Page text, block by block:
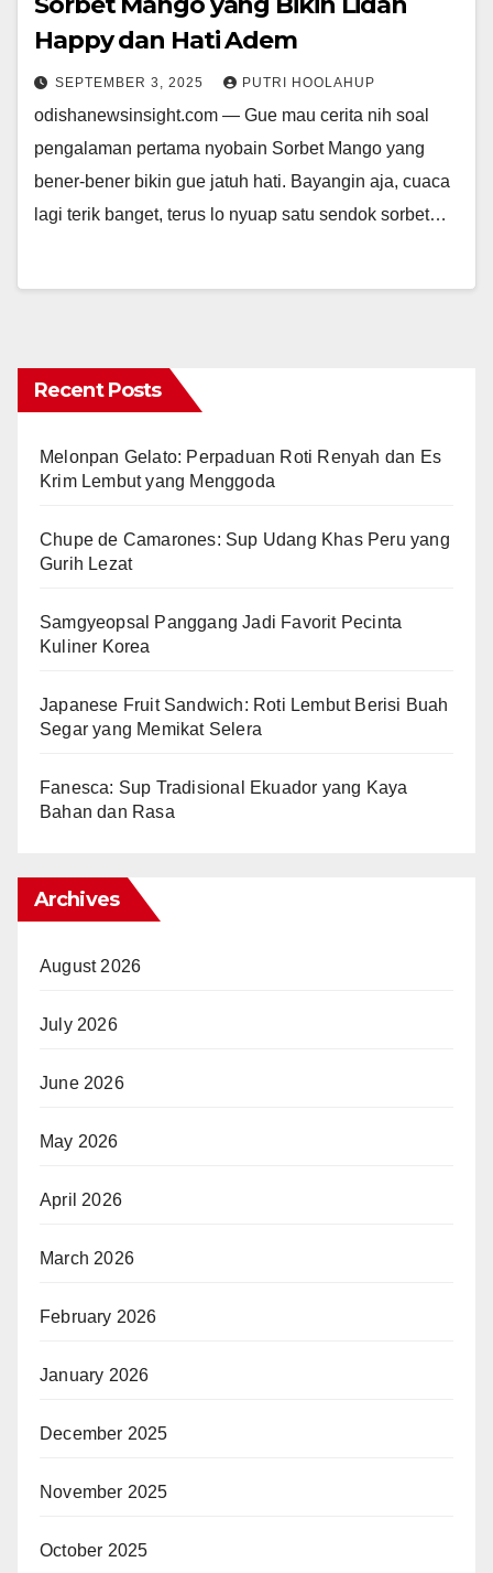
Happy dan Hati Adem
SEPTEMBER 3, 2025 PUTRI HOOLAHUP
odishanewsinsight.com — Gue mau cerita nih soal
pengalaman pertama nyobain Sorbet Mango yang
bener-bener bikin gue jatuh hati. Bayangin aja, cuaca
lagi terik banget, terus lo nyuap satu sendok sorbet…
Recent Posts
Melonpan Gelato: Perpaduan Roti Renyah dan Es
Krim Lembut yang Menggoda
Chupe de Camarones: Sup Udang Khas Peru yang
Gurih Lezat
Samgyeopsal Panggang Jadi Favorit Pecinta
Kuliner Korea
Japanese Fruit Sandwich: Roti Lembut Berisi Buah
Segar yang Memikat Selera
Fanesca: Sup Tradisional Ekuador yang Kaya
Bahan dan Rasa
Archives
August 2026
July 2026
June 2026
May 2026
April 2026
March 2026
February 2026
January 2026
December 2025
November 2025
October 2025